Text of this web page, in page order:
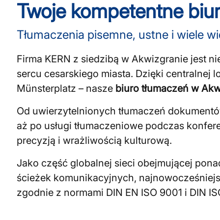
Twoje kompetentne
Tłumaczenia pisemne, ustne i wiele
Firma KERN z siedzibą w Akwizgranie jest
sercu cesarskiego miasta. Dzięki centralnej
Münsterplatz – nasze biuro tłumaczeń w
Od uwierzytelnionych tłumaczeń
aż po usługi tłumaczeniowe podczas
precyzją i wrażliwością kulturową.
Jako część globalnej sieci obejmującej
ścieżek komunikacyjnych,
zgodnie z normami DIN EN ISO 9001 i DIN